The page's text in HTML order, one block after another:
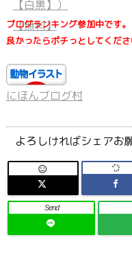
ブログランキング参加中です。
良かったらポチっとしてくださ
にほんブログ村
よろしければシェアお

Send